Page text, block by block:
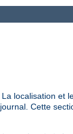
localisation et
Cette